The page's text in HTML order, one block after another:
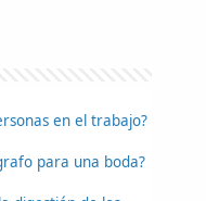
en el trabajo?
para una boda?